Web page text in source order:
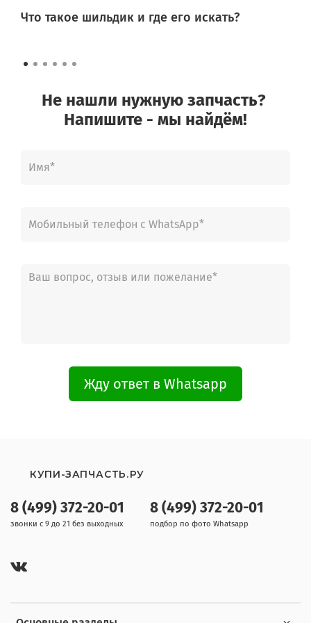
Что такое шильдик и где его искать?
Не нашли нужную запчасть?
Напишите - мы найдём!
Жду ответ в Whatsapp
8 (499) 372-20-01
звонки с 9 до 21 без выходных
8 (499) 372-20-01
подбор по фото Whatsapp
КУПИ-ЗАПЧАСТЬ.РУ